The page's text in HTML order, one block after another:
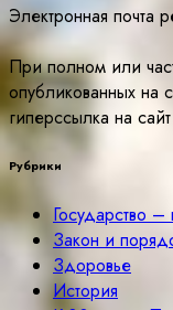
Электронная почта
При полном или
опубликованных на
гиперссылка на сайт
Рубрики
Государство
Закон и
Здоровье
История